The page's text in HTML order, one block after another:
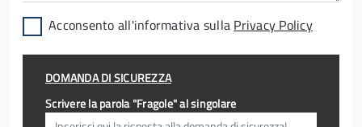
Acconsento all'informativa sulla Privacy Policy
DOMANDA DI SICUREZZA
Scrivere la parola "Fragole" al singolare